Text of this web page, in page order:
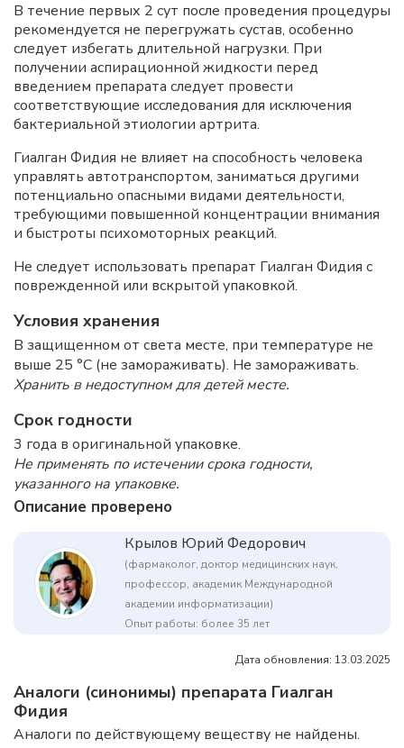
В течение первых 2 сут после проведения процедуры
рекомендуется не перегружать сустав, особенно
следует избегать длительной нагрузки. При
получении аспирационной жидкости перед
введением препарата следует провести
соответствующие исследования для исключения
бактериальной этиологии артрита.
Гиалган Фидия не влияет на способность человека
управлять автотранспортом, заниматься другими
потенциально опасными видами деятельности,
требующими повышенной концентрации внимания
и быстроты психомоторных реакций.
Не следует использовать препарат Гиалган Фидия с
поврежденной или вскрытой упаковкой.
Условия хранения
В защищенном от света месте, при температуре не
выше 25 °C (не замораживать). Не замораживать.
Хранить в недоступном для детей месте.
Срок годности
3 года в оригинальной упаковке.
Не применять по истечении срока годности,
указанного на упаковке.
Описание проверено
Крылов Юрий Федорович
(фармаколог, доктор медицинских наук,
профессор, академик Международной
академии информатизации)
Опыт работы: более 35 лет
Дата обновления: 13.03.2025
Аналоги (синонимы) препарата Гиалган
Фидия
Аналоги по действующему веществу не найдены.